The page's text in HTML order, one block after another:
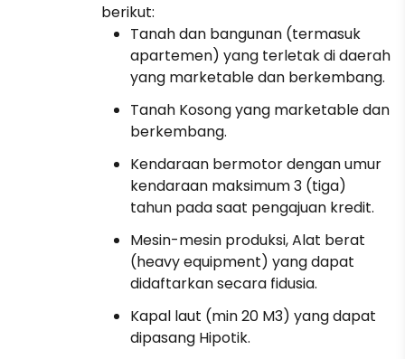
berikut:
Tanah dan bangunan (termasuk
apartemen) yang terletak di daerah
yang marketable dan berkembang.
Tanah Kosong yang marketable dan
berkembang.
Kendaraan bermotor dengan umur
kendaraan maksimum 3 (tiga)
tahun pada saat pengajuan kredit.
Mesin-mesin produksi, Alat berat
(heavy equipment) yang dapat
didaftarkan secara fidusia.
Kapal laut (min 20 M3) yang dapat
dipasang Hipotik.